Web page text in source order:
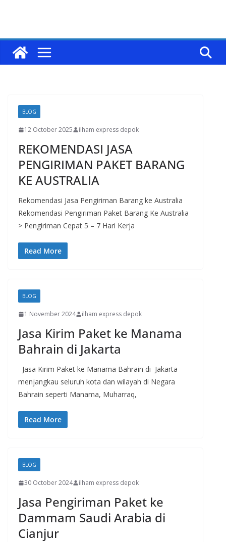
BLOG
12 October 2025 ilham express depok
REKOMENDASI JASA
PENGIRIMAN PAKET BARANG
KE AUSTRALIA
Rekomendasi Jasa Pengiriman Barang ke Australia
Rekomendasi Pengiriman Paket Barang Ke Australia
> Pengiriman Cepat 5 – 7 Hari Kerja
Read More
BLOG
1 November 2024 ilham express depok
Jasa Kirim Paket ke Manama
Bahrain di Jakarta
Jasa Kirim Paket ke Manama Bahrain di Jakarta
menjangkau seluruh kota dan wilayah di Negara
Bahrain seperti Manama, Muharraq,
Read More
BLOG
30 October 2024 ilham express depok
Jasa Pengiriman Paket ke
Dammam Saudi Arabia di
Cianjur